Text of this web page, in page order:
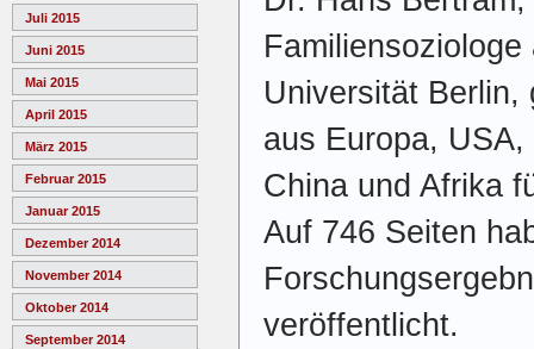
Juli 2015
Juni 2015
Mai 2015
April 2015
März 2015
Februar 2015
Januar 2015
Dezember 2014
November 2014
Oktober 2014
September 2014
Universität Berlin,
aus Europa,
China und Afrika
Auf 746 Seiten
veröffentlicht.